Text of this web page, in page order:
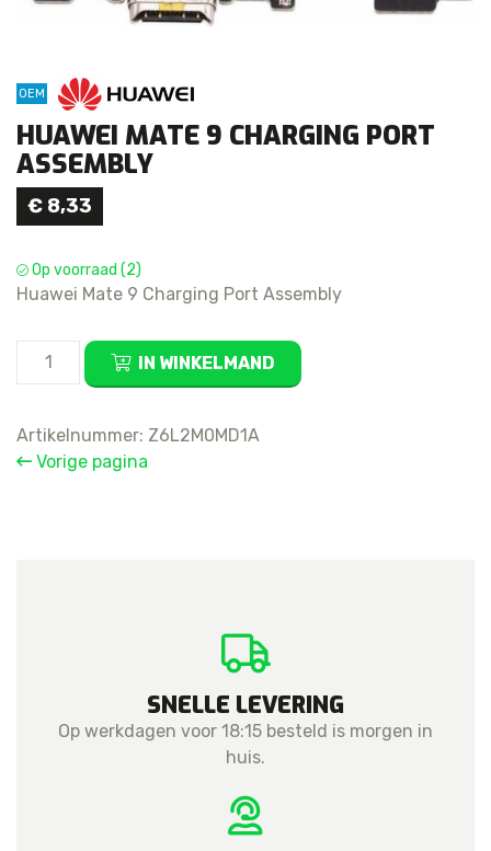
OEM
HUAWEI MATE 9 CHARGING PORT
ASSEMBLY
€ 8,33
Op voorraad (2)
Huawei Mate 9 Charging Port Assembly
Huawei
Mate
Charging
Port
IN WINKELMAND
Artikelnummer: Z6L2M0MD1A
Vorige pagina
SNELLE LEVERING
Op werkdagen voor 18:15 besteld is morgen in
huis.